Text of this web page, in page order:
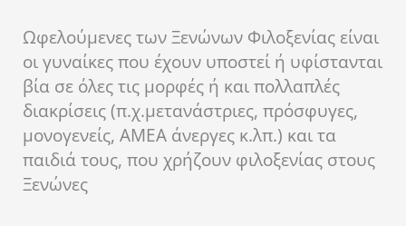
Ωφελούμενες των Ξενώνων Φιλοξενίας είναι
οι γυναίκες που έχουν υποστεί ή υφίστανται
βία σε όλες τις μορφές ή και πολλαπλές
διακρίσεις (π.χ.μετανάστριες, πρόσφυγες,
μονογενείς, ΑΜΕΑ άνεργες κ.λπ.) και τα
παιδιά τους, που χρήζουν φιλοξενίας στους
Ξενώνες